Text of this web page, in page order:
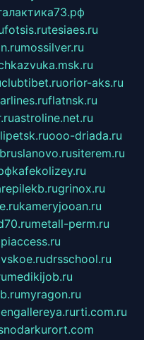
fotsis.rutesiaes.ru
mossilver.ru
clubtibet.ruorior-aks.ru
flatnsk.ru
astroline.net.ru
ooo-driada.ru
bruslanovo.rusiterem.ru
kafekolizey.ru
grinox.ru
kameryjooan.ru
metall-perm.ru
drsschool.ru
medikijob.ru
myragon.ru
rti.com.ru